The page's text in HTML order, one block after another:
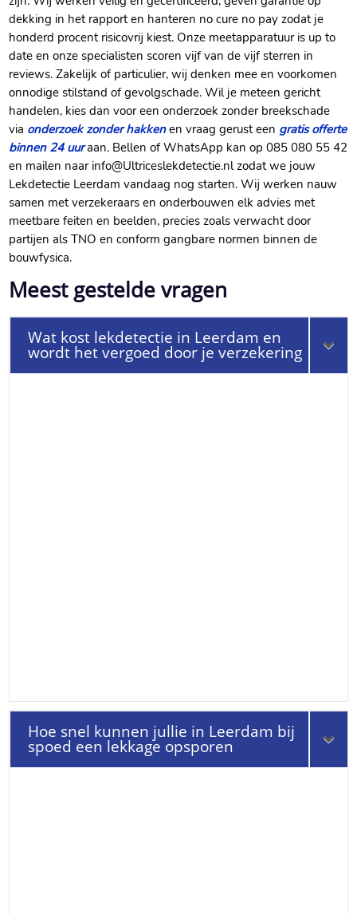
dekking in het rapport en hanteren no cure no pay zodat je
honderd procent risicovrij kiest.​ Onze meetapparatuur is up to
date en onze specialisten scoren vijf van de vijf sterren in
reviews.​ Zakelijk of particulier, wij denken mee en voorkomen
onnodige stilstand of gevolgschade.​ Wil je meteen gericht
handelen, kies dan voor een onderzoek zonder breekschade
via onderzoek zonder hakkenen vraag gerust een gratis offerte
binnen 24 uuraan.​ Bellen of WhatsApp kan op 085 080 55 42
en mailen naar info@Ultriceslekdetectie.​nl zodat we jouw
Lekdetectie Leerdam vandaag nog starten.​ Wij werken nauw
samen met verzekeraars en onderbouwen elk advies met
meetbare feiten en beelden, precies zoals verwacht door
partijen als TNO en conform gangbare normen binnen de
bouwfysica.​
Meest gestelde vragen
Wat kost lekdetectie in Leerdam en
wordt het vergoed door je verzekering
Hoe snel kunnen jullie in Leerdam bij
spoed een lekkage opsporen